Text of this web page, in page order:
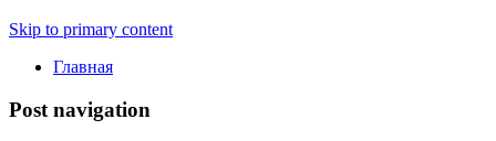
Skip to primary content
Главная
Post navigation